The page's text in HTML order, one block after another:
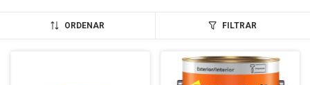
ORDENAR FILTRAR